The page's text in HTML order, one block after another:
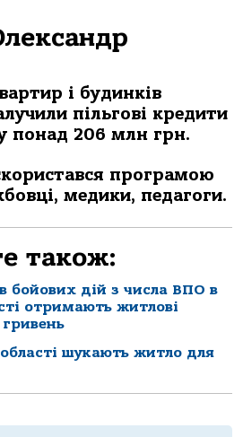
і будинків
пільгові кредити
понад 206 млн грн.
програмою
медики, педагоги.
також:
бойових дій з числа ВПО в
отримають житлові
області шукають житло для